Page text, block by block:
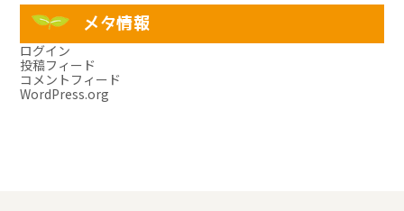
メタ情報
ログイン
投稿フィード
コメントフィード
WordPress.org